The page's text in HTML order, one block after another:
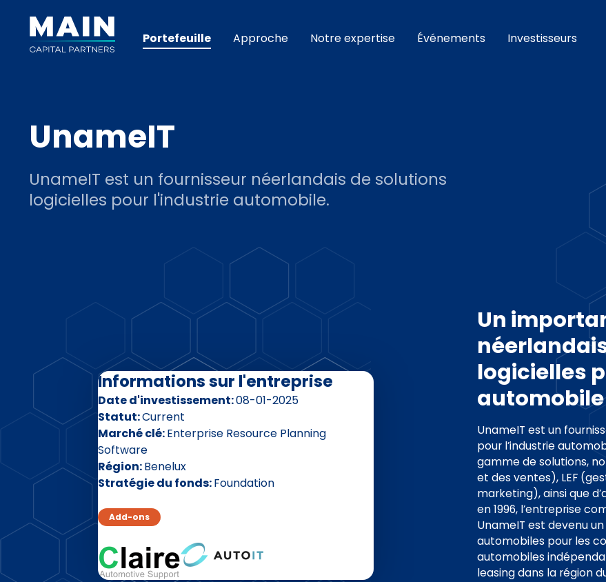
Portefeuille Approche Notre expertise Événements Investisseurs
UnameIT
UnameIT est un fournisseur néerlandais de solutions
logicielles pour l'industrie automobile.
Informations sur l'entreprise
Date d'investissement 08-01-2025
Statut Current
Marché clé Enterprise Resource Planning
Software
Région Benelux
Stratégie du fonds Foundation
Add-ons
Un
logicielles
automobile
UnameIT est un
pour l’industrie
gamme de solutions,
et des ventes), LEF
marketing), ainsi que
en 1996, l’entreprise
UnameIT est devenu
automobiles pour les
automobiles
leasing dans la région